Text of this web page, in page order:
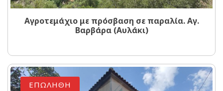
Αγροτεμάχιο με πρόσβαση σε παραλία. Αγ.
Βαρβάρα (Αυλάκι)
ΕΠΩΛΗΘΗ